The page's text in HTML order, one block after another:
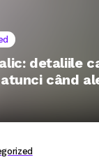
detaliile
când